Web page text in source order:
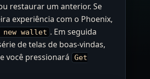
restaurar um anterior. Se
experiência com o Phoenix,
new wallet . Em seguida
de telas de boas-vindas,
você pressionará
Get